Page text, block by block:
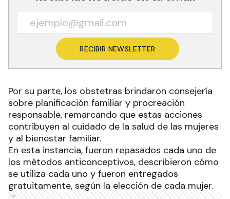
RECIBIR NEWSLETTER
Por su parte, los obstetras brindaron consejería
sobre planificación familiar y procreación
responsable, remarcando que estas acciones
contribuyen al cuidado de la salud de las mujeres
y al bienestar familiar.
En esta instancia, fueron repasados cada uno de
los métodos anticonceptivos, describieron cómo
se utiliza cada uno y fueron entregados
gratuitamente, según la elección de cada mujer.
Ads